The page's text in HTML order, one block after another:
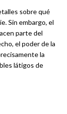
sobre qué
Sin embargo, el
parte del
el poder de la
la
látigos de